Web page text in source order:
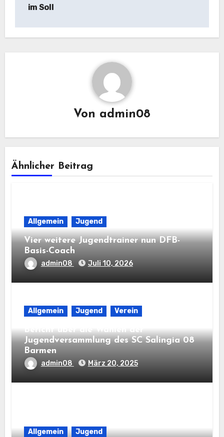
im Soll
Von admin08
Ähnlicher Beitrag
Allgemein Jugend
Vier weitere Jugendtrainer nun DFB-
Basis-Coach
admin08 Juli 10, 2026
Allgemein Jugend Verein
Bericht über die Wahlen der
Jugendversammlung des SC Salingia 08
Barmen
admin08 März 20, 2025
Allgemein Jugend